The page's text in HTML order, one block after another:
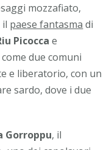
mozzafiato,
il paese fantasma di
Picocca e
come due comuni
e liberatorio, con un
sardo, dove i due
Gorroppu, il